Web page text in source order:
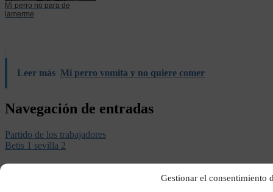
Gestionar el consentimiento
Mi perro no para de
lamerme
Leer más Mi perro vomita y no quiere comer
Navegación de entradas
Partido de los trabajadores
Betis 1 sevilla 2